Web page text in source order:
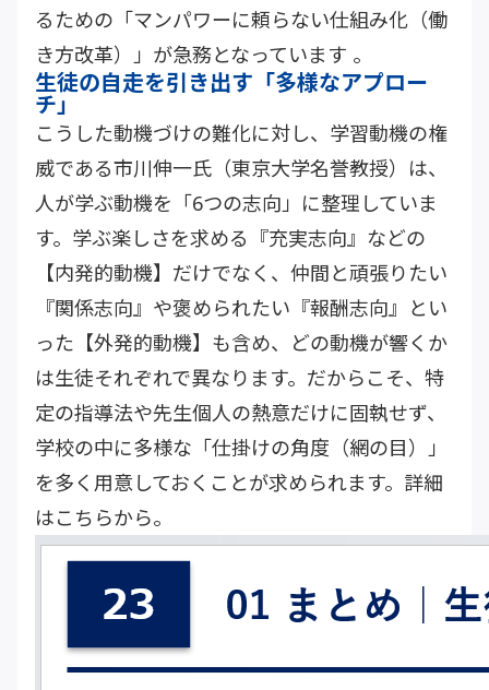
るための「マンパワーに頼らない仕組み化（働
き方改革）」が急務となっています 。
生徒の自走を引き出す「多様なアプロー
チ」
こうした動機づけの難化に対し、学習動機の権
威である市川伸一氏（東京大学名誉教授）は、
人が学ぶ動機を「6つの志向」に整理していま
す。学ぶ楽しさを求める『充実志向』などの
【内発的動機】だけでなく、仲間と頑張りたい
『関係志向』や褒められたい『報酬志向』とい
った【外発的動機】も含め、どの動機が響くか
は生徒それぞれで異なります。だからこそ、特
定の指導法や先生個人の熱意だけに固執せず、
学校の中に多様な「仕掛けの角度（網の目）」
を多く用意しておくことが求められます。詳細
はこちらから。